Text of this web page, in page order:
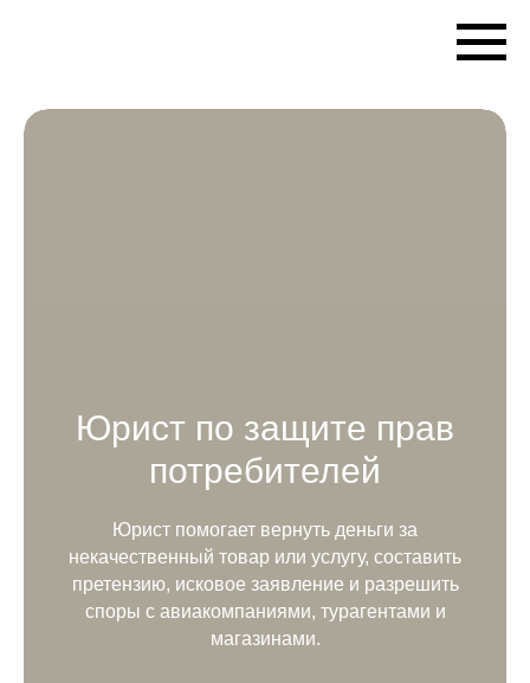
Юрист по защите прав
потребителей
Юрист помогает вернуть деньги за
некачественный товар или услугу, составить
претензию, исковое заявление и разрешить
споры с авиакомпаниями, турагентами и
магазинами.